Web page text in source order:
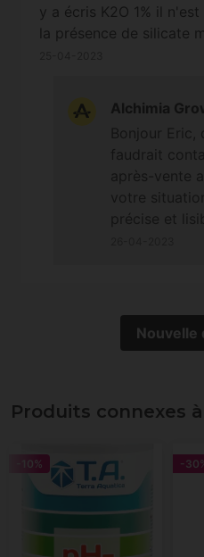
y a écris K2O 1% il
la présence de silicate
Alchimia
Nouvelle
Produits connexes
-10% -